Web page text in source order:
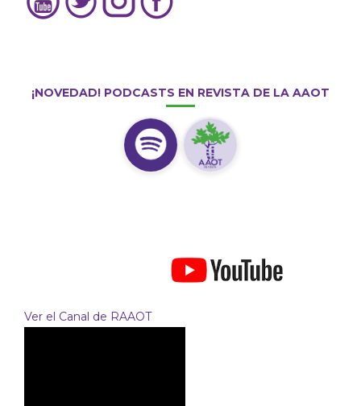
¡NOVEDAD! PODCASTS EN REVISTA DE LA AAOT
Ver el Canal de RAAOT